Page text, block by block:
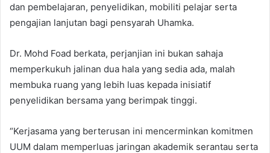
dan pembelajaran, penyelidikan, mobiliti pelajar serta
pengajian lanjutan bagi pensyarah Uhamka.
Dr. Mohd Foad berkata, perjanjian ini bukan sahaja
memperkukuh jalinan dua hala yang sedia ada, malah
membuka ruang yang lebih luas kepada inisiatif
penyelidikan bersama yang berimpak tinggi.
“Kerjasama yang berterusan ini mencerminkan komitmen
UUM dalam memperluas jaringan akademik serantau serta